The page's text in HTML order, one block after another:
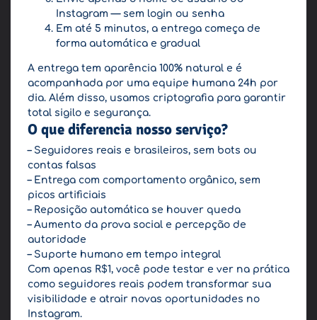
Instagram — sem login ou senha
Em até 5 minutos, a entrega começa de
forma automática e gradual
A entrega tem aparência 100% natural e é
acompanhada por uma equipe humana 24h por
dia. Além disso, usamos criptografia para garantir
total sigilo e segurança.
O que diferencia nosso serviço?
– Seguidores reais e brasileiros, sem bots ou
contas falsas
– Entrega com comportamento orgânico, sem
picos artificiais
– Reposição automática se houver queda
– Aumento da prova social e percepção de
autoridade
– Suporte humano em tempo integral
Com apenas R$1, você pode testar e ver na prática
como seguidores reais podem transformar sua
visibilidade e atrair novas oportunidades no
Instagram.